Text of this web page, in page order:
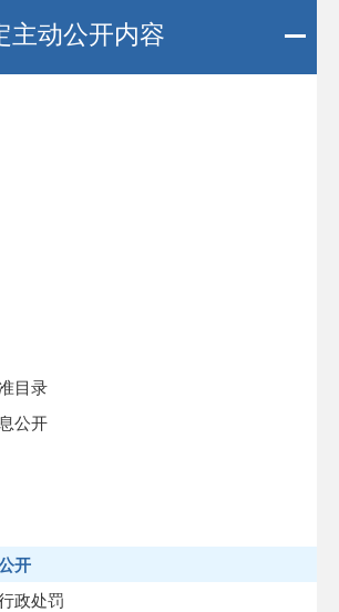
主动公开内容
目录
公开
开
政处罚